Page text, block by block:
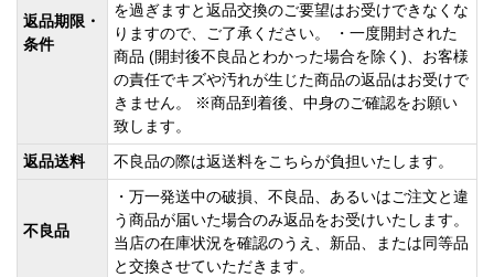
返品期限・
条件
を過ぎますと返品交換のご要望はお受けできなくな
りますので、ご了承ください。 ・一度開封された
商品 (開封後不良品とわかった場合を除く)、お客様
の責任でキズや汚れが生じた商品の返品はお受けで
きません。 ※商品到着後、中身のご確認をお願い
致します。
返品送料
不良品の際は返送料をこちらが負担いたします。
不良品
・万一発送中の破損、不良品、あるいはご注文と違
う商品が届いた場合のみ返品をお受けいたします。
当店の在庫状況を確認のうえ、新品、または同等品
と交換させていただきます。